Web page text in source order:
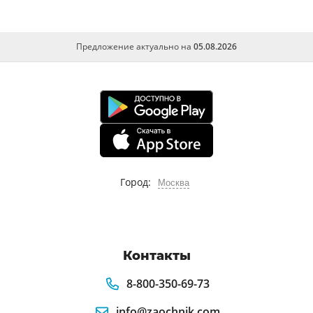
Предложение актуально на 05.08.2026
Город: Москва
Контакты
8-800-350-69-73